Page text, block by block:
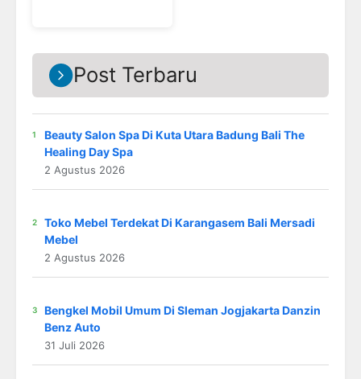
Post Terbaru
Beauty Salon Spa Di Kuta Utara Badung Bali The
Healing Day Spa
2 Agustus 2026
Toko Mebel Terdekat Di Karangasem Bali Mersadi
Mebel
2 Agustus 2026
Bengkel Mobil Umum Di Sleman Jogjakarta Danzin
Benz Auto
31 Juli 2026